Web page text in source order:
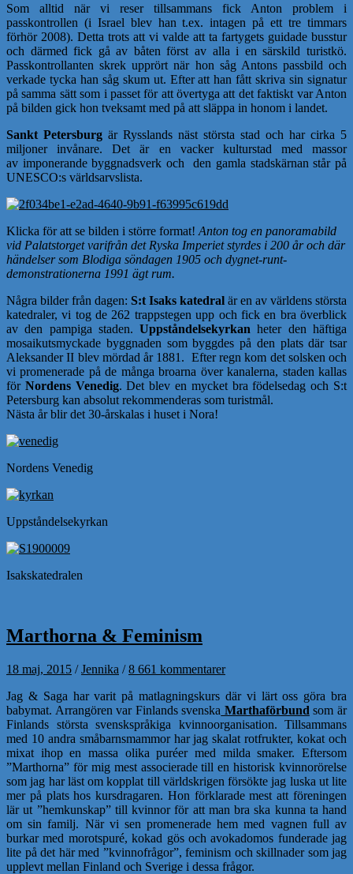
Som alltid när vi reser tillsammans fick Anton problem i
passkontrollen (i Israel blev han t.ex. intagen på ett tre timmars
förhör 2008). Detta trots att vi valde att ta fartygets guidade busstur
och därmed fick gå av båten först av alla i en särskild turistkö.
Passkontrollanten skrek upprört när hon såg Antons passbild och
verkade tycka han såg skum ut. Efter att han fått skriva sin signatur
på samma sätt som i passet för att övertyga att det faktiskt var Anton
på bilden gick hon tveksamt med på att släppa in honom i landet.
Sankt Petersburg är Rysslands näst största stad och har cirka 5
miljoner invånare.Det är en vacker kulturstad med massor
av imponerande byggnadsverk och den gamla stadskärnan står på
UNESCO:s världsarvslista.
Klicka för att se bilden i större format! Anton tog en panoramabild
vid Palatstorget varifrån det Ryska Imperiet styrdes i 200 år och där
händelser som Blodiga söndagen 1905 och dygnet-runt-
demonstrationerna 1991 ägt rum.
Några bilder från dagen: S:t Isaks katedral är en av världens största
katedraler, vi tog de 262 trappstegen upp och fick en bra överblick
av den pampiga staden.Uppståndelsekyrkan heter den häftiga
mosaikutsmyckade byggnaden som byggdes på den plats där tsar
Aleksander II blev mördad år 1881. Efter regn kom det solsken och
vi promenerade på de många broarna över kanalerna, staden kallas
förNordens Venedig. Det blev en mycket bra födelsedag och S:t
Petersburg kan absolut rekommenderas som turistmål.
Nästa år blir det 30-årskalas i huset i Nora!
Nordens Venedig
Uppståndelsekyrkan
Isakskatedralen
Marthorna & Feminism
18 maj, 2015 /Jennika /8 661 kommentarer
Jag & Saga har varit på matlagningskurs där vi lärt oss göra bra
babymat. Arrangören var Finlands svenska Marthaförbund som är
Finlands största svenskspråkiga kvinnoorganisation. Tillsammans
med 10 andra småbarnsmammor har jag skalat rotfrukter, kokat och
mixat ihop en massa olika puréer med milda smaker. Eftersom
”Marthorna” för mig mest associerade till en historisk kvinnorörelse
som jag har läst om kopplat till världskrigen försökte jag luska ut lite
mer på plats hos kursdragaren. Hon förklarade mest att föreningen
lär ut ”hemkunskap” till kvinnor för att man bra ska kunna ta hand
om sin familj. När vi sen promenerade hem med vagnen full av
burkar med morotspuré, kokad gös och avokadomos funderade jag
lite på det här med ”kvinnofrågor”, feminism och skillnader som jag
upplevt mellan Finland och Sverige i dessa frågor.